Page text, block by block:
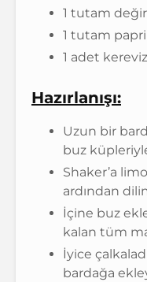
1 tutam
1 tutam
1 adet kereviz
Hazırlanışı:
Uzun bir
buz
Shaker’a
ardından
İçine buz
kalan tüm
İyice
bardağa